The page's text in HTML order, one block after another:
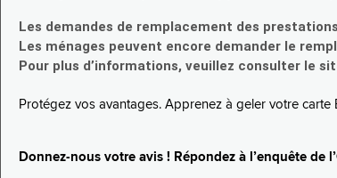
Les demandes de remplacement des
Les ménages peuvent encore demander le
Pour plus d’informations, veuillez consulter le
Protégez vos avantages. Apprenez à geler votre carte
Donnez-nous votre avis ! Répondez à l’enquête de